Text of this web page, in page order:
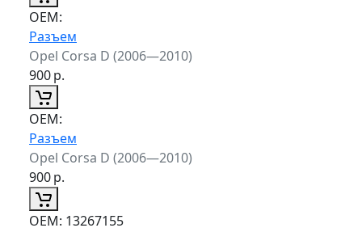
ОЕМ:
Разъем
Opel Corsa D (2006—2010)
900р.
ОЕМ:
Разъем
Opel Corsa D (2006—2010)
900р.
ОЕМ: 13267155